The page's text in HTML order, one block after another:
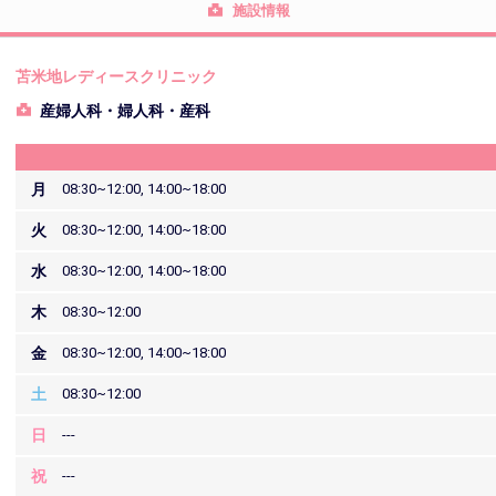
施設情報
苫米地レディースクリニック
産婦人科・婦人科・産科
月 08:30~12:00, 14:00~18:00
火 08:30~12:00, 14:00~18:00
水 08:30~12:00, 14:00~18:00
木 08:30~12:00
金 08:30~12:00, 14:00~18:00
土 08:30~12:00
日 ---
祝 ---